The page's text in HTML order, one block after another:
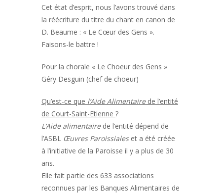
Cet état d’esprit, nous l’avons trouvé dans
la réécriture du titre du chant en canon de
D. Beaume : « Le Cœur des Gens ».
Faisons-le battre !
Pour la chorale « Le Choeur des Gens »
Géry Desguin (chef de choeur)
Qu’est-ce que l’Aide Alimentairede l’entité
de Court-Saint-Etienne ?
L’Aide alimentairede l’entité dépend de
l’ASBL Œuvres Paroissialeset a été créée
à l’initiative de la Paroisse il y a plus de 30
ans.
Elle fait partie des 633 associations
reconnues par les Banques Alimentaires de